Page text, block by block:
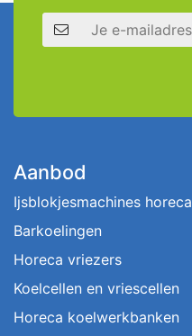
E-mailadres
Aanbod
Ijsblokjesmachines horeca
Barkoelingen
Horeca vriezers
Koelcellen en vriescellen
Horeca koelwerkbanken